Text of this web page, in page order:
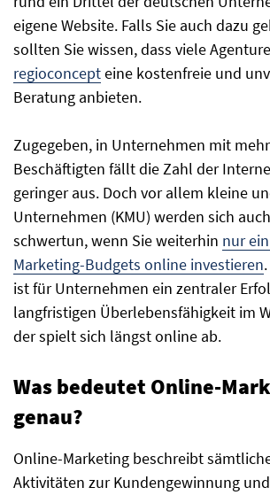
eigene Website. Falls Sie auch dazu
sollten Sie wissen, dass viele
regioconcepteine kostenfreie und
Beratung anbieten.
Zugegeben, in Unternehmen mit
Beschäftigten fällt die Zahl der
geringer aus. Doch vor allem kleine
Unternehmen (KMU) werden sich
schwertun, wenn Sie weiterhin nur
Marketing-Budgets online investieren
ist für Unternehmen ein zentraler
langfristigen Überlebensfähigkeit im
der spielt sich längst online ab.
Was bedeutet Online-
genau?
Online-Marketing beschreibt
Aktivitäten zur Kundengewinnung und